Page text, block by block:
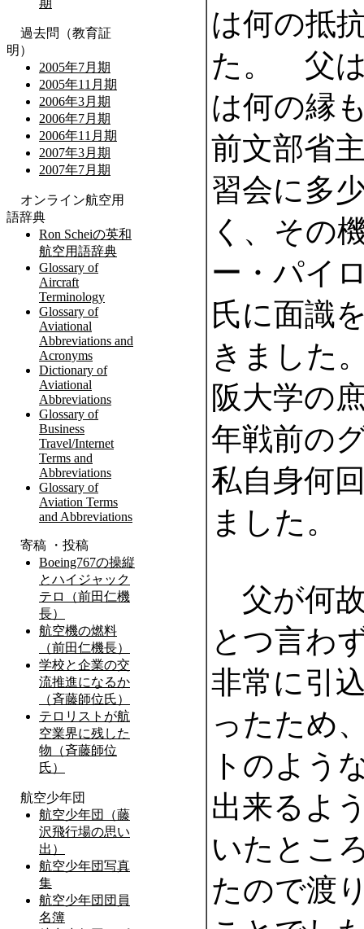
は何の抵
た。 父は
は何の縁
前文部省
習会に多
く、その
ー・パイ
氏に面識
きました
阪大学の
年戦前の
私自身何
ました。
父が何
とつ言わ
非常に引
ったため
トのよう
出来るよ
いたとこ
たので渡